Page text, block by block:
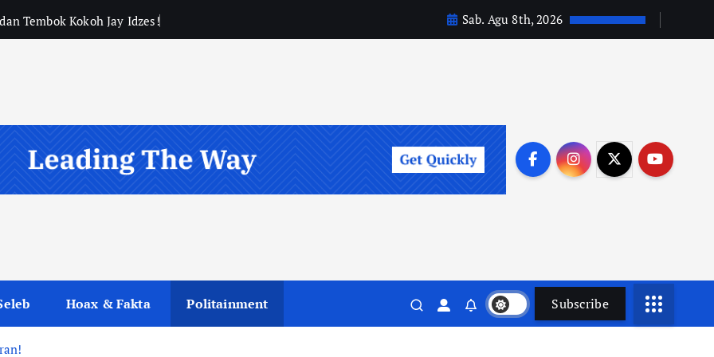
Tembok Kokoh Jay Idzes! Sab. Agu 8th, 2026
Hoax & Fakta Politainment Subscribe